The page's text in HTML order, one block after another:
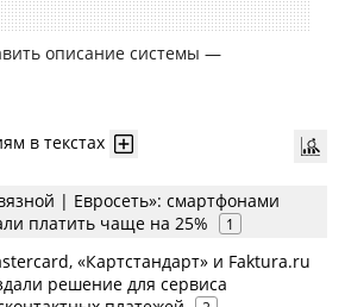
описание системы —
в текстах
| Евросеть»: смартфонами
платить чаще на 25%
1
«Картcтандарт» и Faktura.ru
решение для сервиса